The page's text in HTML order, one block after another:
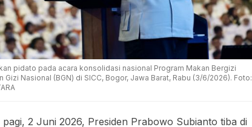
pidato pada acara konsolidasi nasional Program Makan Bergizi
Nasional (BGN) di SICC, Bogor, Jawa Barat, Rabu (3/6/2026). Foto:
pagi, 2 Juni 2026, Presiden Prabowo Subianto tiba di